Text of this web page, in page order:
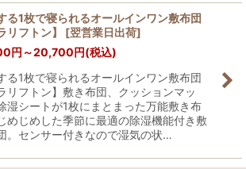
る1枚で寝られるオールインワン敷布団
リフトン】
[翌営業日出荷]
円 ～20,700円(税込)
る1枚で寝られるオールインワン敷布団
リフトン】敷き布団、クッションマッ
湿シートが1枚にまとまった万能敷き布
めじめした季節に最適の除湿機能付き敷
。センサー付きなので湿気の状…